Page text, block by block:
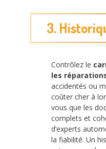
3.
Contrôlez le
les
accidentés ou
coûter cher à
vous que les
complets et
d’experts
la fiabilité. Un